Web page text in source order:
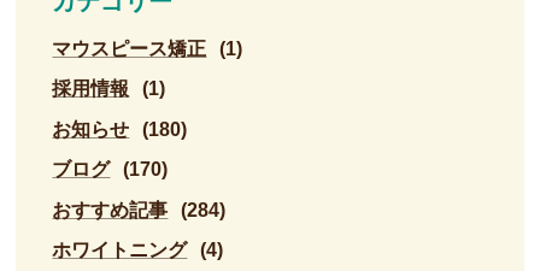
マウスピース矯正
(1)
採用情報
(1)
お知らせ
(180)
ブログ
(170)
おすすめ記事
(284)
ホワイトニング
(4)